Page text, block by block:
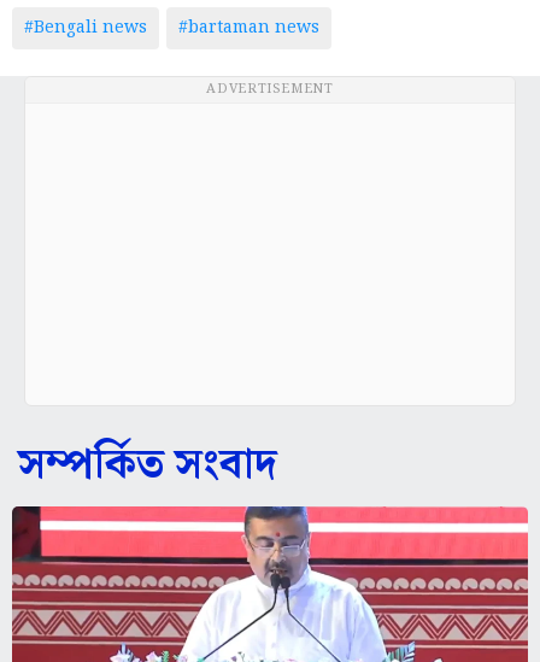
#Bengali news #bartaman news
ADVERTISEMENT
সম্পর্কিত সংবাদ